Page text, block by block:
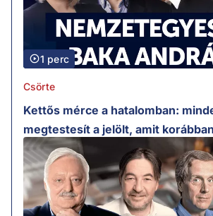
1 perc
Csörte
Kettős mérce a hatalomban:
megtestesít a jelölt, amit